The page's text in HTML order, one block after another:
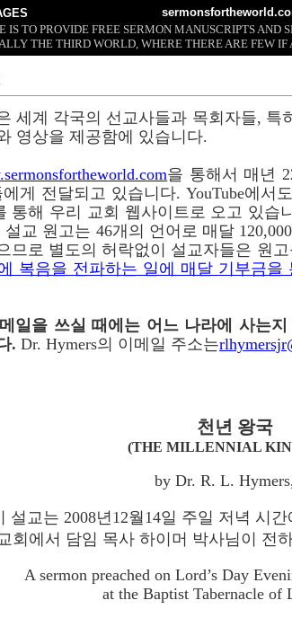
IS TO PROVIDE FREE SERMON MANUSCRIPTS
THE THIRD WORLD, WHERE THERE ARE FEW
세계 각국의 선교사들과 목회자들,
영상을 제공함에 있습니다.
을 통해서 매년
게 전달되고 있습니다. YouTube에서
통해 우리 교회 웹사이트로 오고 있습
교 원고는 46개의 언어로 매달
므로 별도의 허락없이 설교자들은 원
복음을 전파하는 일에 매달 기부금
일을 쓰실 때에는 어느 나라에 사는
. Dr. Hymers의 이메일 주소는
천년 왕국
(THE MILLENNIAL
by Dr. R. L.
설교는 2008년12월14일 주일 저녁 시
회에서 담임 목사 하이머 박사님이 전
A sermon preached on Lord’s Day
at the Baptist Tabernacle of